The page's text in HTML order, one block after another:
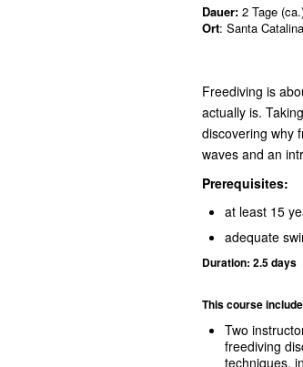
Dauer: 2 Tage
Ort: Santa
Freediving is
actually is.
discovering why
waves and an
Prerequisites:
at least 15
adequate
Duration: 2.5 days
This course
Two
freediving
techniques,